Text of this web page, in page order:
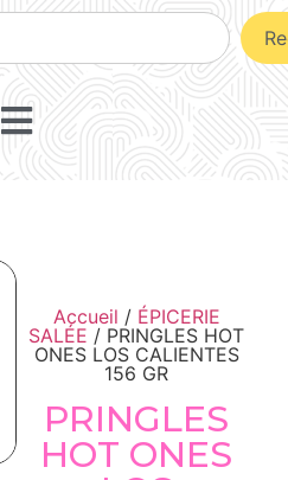
Accueil / ÉPICERIE
SALÉE / PRINGLES HOT
ONES LOS CALIENTES
156 GR
PRINGLES
HOT ONES